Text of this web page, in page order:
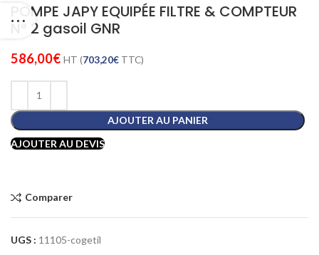
POMPE JAPY EQUIPÉE FILTRE & COMPTEUR
N° 2 gasoil GNR
586,00€ HT (703,20€ TTC)
AJOUTER AU PANIER
AJOUTER AU DEVIS
Comparer
UGS : 11105-cogetil